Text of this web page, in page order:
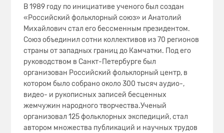
В 1989 году по инициативе ученого был создан
«Российский фольклорный союз» и Анатолий
Михайлович стал его бессменным президентом.
Союз объединил сотни коллективов из 70 регионов
страны от западных границ до Камчатки. Под его
руководством в Санкт-Петербурге был
организован Российский фольклорный центр, в
котором было собрано около 300 тысяч аудио-,
видео- и рукописных записей бесценных
жемчужин народного творчества.Ученый
организовал 125 фольклорных экспедиций, стал
автором множества публикаций и научных трудов